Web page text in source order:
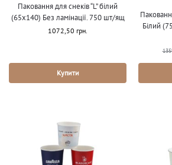
Паковання для снеків “L” білий
(65х140) Без ламінації. 750 шт/ящ
1072,50 грн.
Купити
Білий